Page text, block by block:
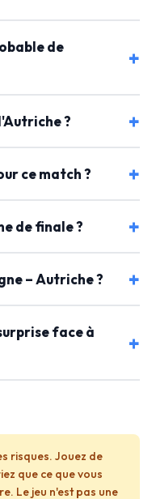
de
?
ce match ?
de finale ?
– Autriche ?
face à
risques. Jouez de
que ce que vous
Le jeu n'est pas une